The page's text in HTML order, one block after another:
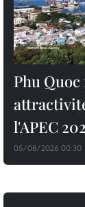
Phu
l'APEC
05/08/2026 00:30